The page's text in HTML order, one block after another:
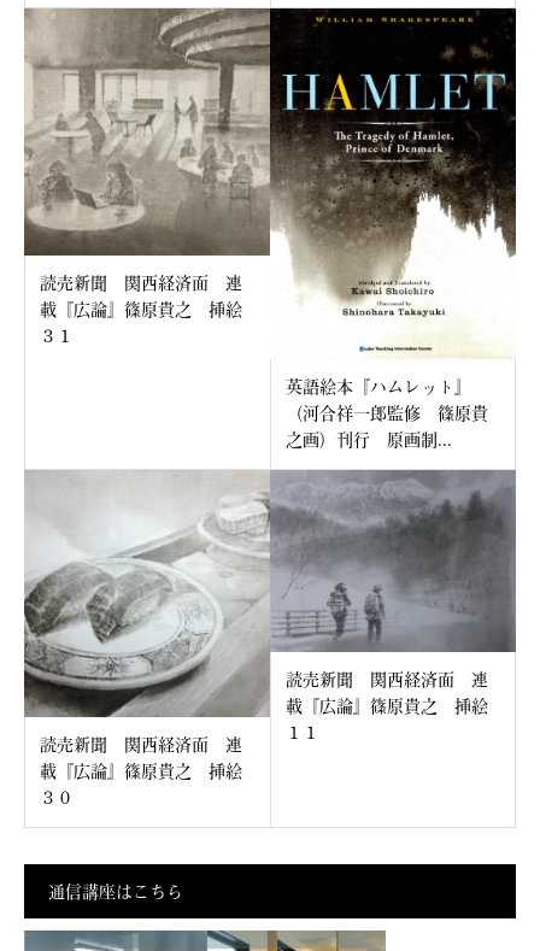
読売新聞 関西経済面 連
載『広論』篠原貴之 挿絵
３１
英語絵本『ハムレット』
（河合祥一郎監修 篠原貴
之画）刊行 原画制...
読売新聞 関西経済面 連
載『広論』篠原貴之 挿絵
３０
読売新聞 関西経済面 連
載『広論』篠原貴之 挿絵
１１
通信講座はこちら